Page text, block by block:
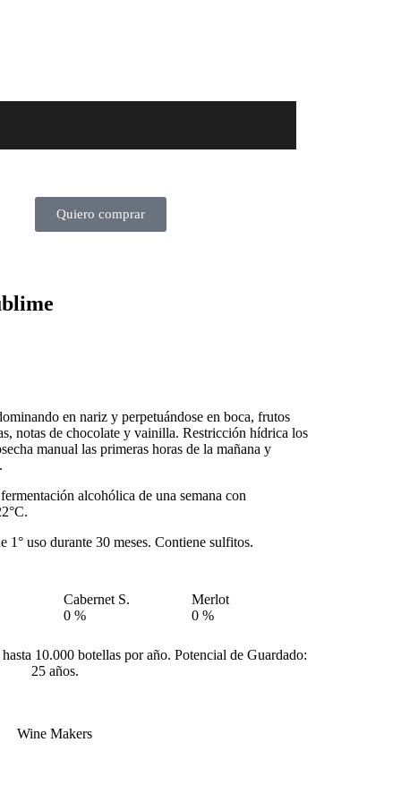
Quiero comprar
en nariz y perpetuándose en boca, frutos
notas de chocolate y vainilla. Restricción hídrica los
manual las primeras horas de la mañana y
alcohólica de una semana con
1° uso durante 30 meses. Contiene sulfitos.
Cabernet S.
0 %
Merlot
0 %
10.000 botellas por año. Potencial de Guardado:
25 años.
Wine Makers